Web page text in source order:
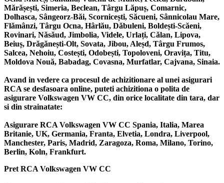
Mărășești, Simeria, Beclean, Târgu Lăpuș, Comarnic,
Dolhasca, Sângeorz-Băi, Scornicești, Săcueni, Sânnicolau Mare,
Flămânzi, Târgu Ocna, Hârlău, Dăbuleni, Boldești-Scăeni,
Rovinari, Năsăud, Jimbolia, Videle, Urlați, Călan, Lipova,
Beiuș, Drăgănești-Olt, Sovata, Jibou, Aleșd, Târgu Frumos,
Salcea, Nehoiu, Costești, Odobești, Topoloveni, Oravița, Titu,
Moldova Nouă, Babadag, Covasna, Murfatlar, Cajvana, Sinaia.
Avand in vedere ca procesul de achizitionare al unei asigurari
RCA se desfasoara online, puteti achizitiona o polita de
asigurare Volkswagen VW CC, din orice localitate din tara, dar
si din strainatate:
Asigurare RCA Volkswagen VW CC Spania, Italia, Marea
Britanie, UK, Germania, Franta, Elvetia, Londra, Liverpool,
Manchester, Paris, Madrid, Zaragoza, Roma, Milano, Torino,
Berlin, Koln, Frankfurt.
Pret RCA Volkswagen VW CC